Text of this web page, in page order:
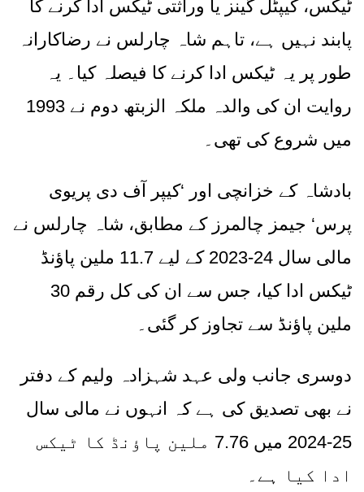
ٹیکس، کیپٹل گینز یا وراثتی ٹیکس ادا کرنے کا
پابند نہیں ہے، تاہم شاہ چارلس نے رضاکارانہ
طور پر یہ ٹیکس ادا کرنے کا فیصلہ کیا۔ یہ
روایت ان کی والدہ ملکہ الزبتھ دوم نے 1993
میں شروع کی تھی۔
بادشاہ کے خزانچی اور ‘کیپر آف دی پریوی
پرس‘ جیمز چالمرز کے مطابق، شاہ چارلس نے
مالی سال 24-2023 کے لیے 11.7 ملین پاؤنڈ
ٹیکس ادا کیا، جس سے ان کی کل رقم 30
ملین پاؤنڈ سے تجاوز کر گئی۔
دوسری جانب ولی عہد شہزادہ ولیم کے دفتر
نے بھی تصدیق کی ہے کہ انہوں نے مالی سال
25-2024
میں 7.76 ملین پاؤنڈ کا ٹیکس
ادا کیا ہے۔